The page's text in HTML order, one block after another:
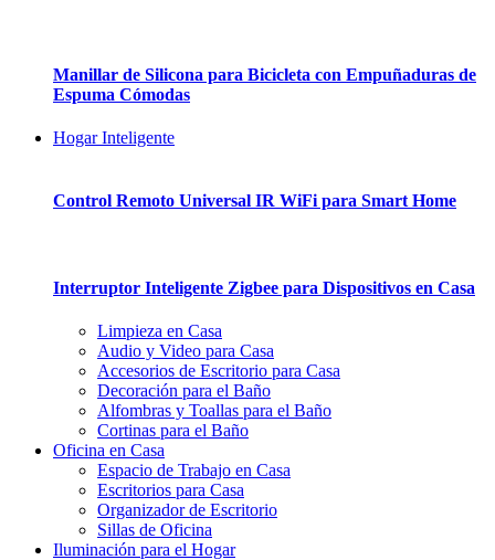
Manillar de Silicona para Bicicleta con Empuñaduras de
Espuma Cómodas
Hogar Inteligente
Control Remoto Universal IR WiFi para Smart Home
Interruptor Inteligente Zigbee para Dispositivos en Casa
Limpieza en Casa
Audio y Video para Casa
Accesorios de Escritorio para Casa
Decoración para el Baño
Alfombras y Toallas para el Baño
Cortinas para el Baño
Oficina en Casa
Espacio de Trabajo en Casa
Escritorios para Casa
Organizador de Escritorio
Sillas de Oficina
Iluminación para el Hogar